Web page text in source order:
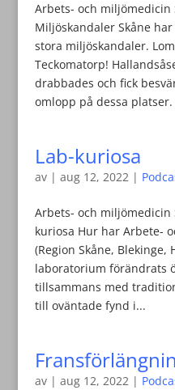
Arbets- och miljömedicin
Miljöskandaler Skåne
stora miljöskandaler.
Teckomatorp!
drabbades och fick
omlopp på dessa platser.
Lab-kuriosa
av | aug 12, 2022|
Arbets- och miljömedicin
kuriosa Hur har Arbete-
(Region Skåne, Blekinge,
laboratorium förändrats
tillsammans med
till oväntade fynd i...
av | aug 12, 2022|